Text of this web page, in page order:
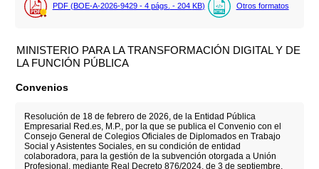
PDF (BOE-A-2026-9429 - 4 págs. - 204 KB) Otros formatos
MINISTERIO PARA LA TRANSFORMACIÓN DIGITAL Y DE
LA FUNCIÓN PÚBLICA
Convenios
Resolución de 18 de febrero de 2026, de la Entidad Pública
Empresarial Red.es, M.P., por la que se publica el Convenio con el
Consejo General de Colegios Oficiales de Diplomados en Trabajo
Social y Asistentes Sociales, en su condición de entidad
colaboradora, para la gestión de la subvención otorgada a Unión
Profesional, mediante Real Decreto 876/2024, de 3 de septiembre,